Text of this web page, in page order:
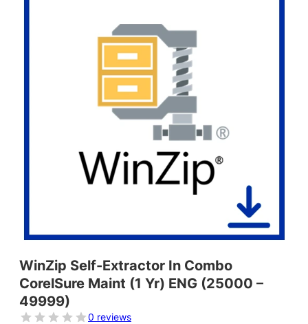
WinZip Self-Extractor In Combo
CorelSure Maint (1 Yr) ENG (25000 –
49999)
0 reviews